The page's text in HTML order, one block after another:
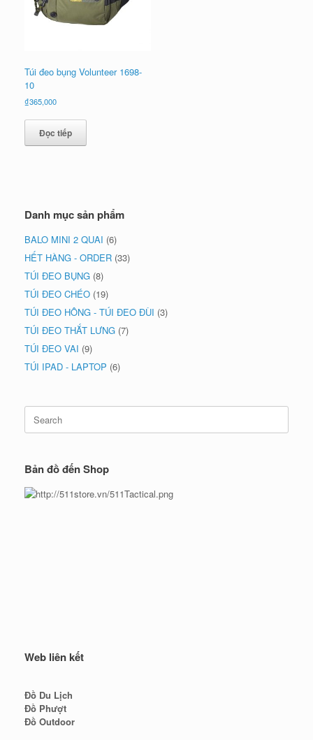
Túi đeo bụng Volunteer 1698-
10
₫365,000
Đọc tiếp
Danh mục sản phẩm
BALO MINI 2 QUAI (6)
HẾT HÀNG - ORDER (33)
TÚI ĐEO BỤNG (8)
TÚI ĐEO CHÉO (19)
TÚI ĐEO HÔNG - TÚI ĐEO ĐÙI (3)
TÚI ĐEO THẮT LƯNG (7)
TÚI ĐEO VAI (9)
TÚI IPAD - LAPTOP (6)
Search
for:
Bản đồ đến Shop
Web liên kết
Đồ Du Lịch
Đồ Phượt
Đồ Outdoor